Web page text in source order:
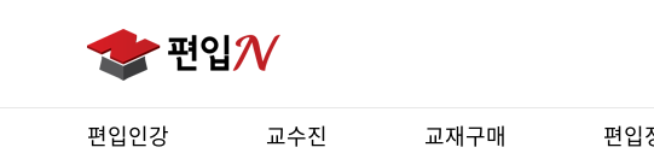
편입인강 교수진 교재구매 편입